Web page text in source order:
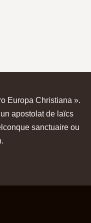
Europa Christiana ».
apostolat de laïcs
sanctuaire ou